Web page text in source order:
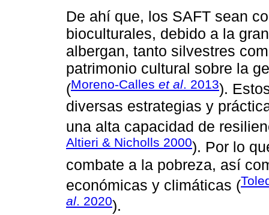
De ahí que, los SAFT sean
bioculturales, debido a la
albergan, tanto silvestres
patrimonio cultural sobre la
(Moreno-Calles et al. 2013).
diversas estrategias y
una alta capacidad de
Altieri & Nicholls 2000). Por lo
combate a la pobreza, así
económicas y climáticas (
al. 2020).